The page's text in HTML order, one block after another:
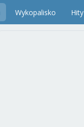
Wykopalisko Hity